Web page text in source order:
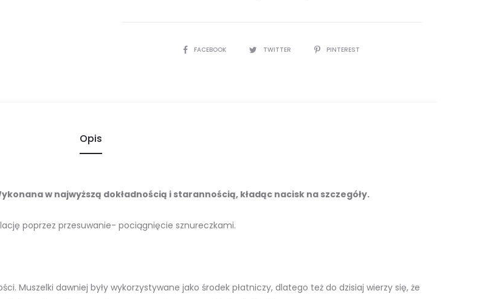
SHAREFACEBOOK TWITTER PINTEREST
Opis
w najwyższą dokładnością i starannością, kładąc nacisk na szczegóły.
poprzez przesuwanie- pociągnięcie sznureczkami.
Muszelki dawniej były wykorzystywane jako środek płatniczy, dlatego też do dzisiaj wierzy się, że